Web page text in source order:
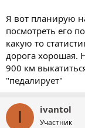
Я вот планирую
посмотреть его
какую то
дорога хорошая.
900 км
"педалирует"
I ivantol
Участник